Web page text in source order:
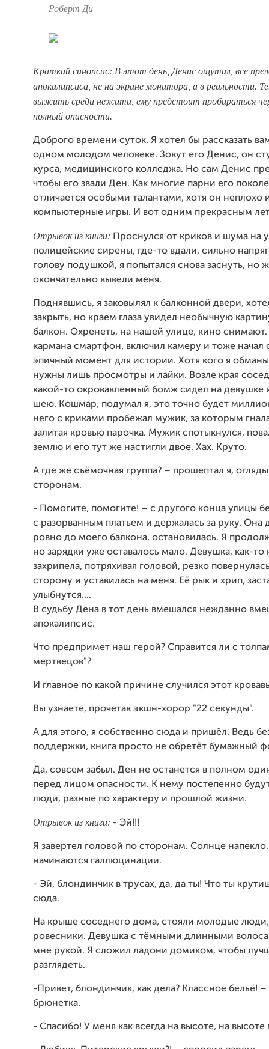
Роберт Ди
Краткий синопсис: В этот день, Денис ощутил, все
апокалипсиса, не на экране монитора, а в реальности.
выжить среди нежити, ему предстоит пробираться
полный опасности.
Доброго времени суток. Я хотел бы рассказать
одном молодом человеке. Зовут его Денис, он
курса, медицинского колледжа. Но сам Денис
чтобы его звали Ден. Как многие парни его
отличается особыми талантами, хотя он неплохо
компьютерные игры. И вот одним прекрасным
Отрывок из книги: Проснулся от криков и шума на
полицейские сирены, где-то вдали, сильно
голову подушкой, я попытался снова заснуть, но
окончательно вывели меня.
Поднявшись, я заковылял к балконной двери,
закрыть, но краем глаза увидел необычную
балкон. Охренеть, на нашей улице, кино снимают.
кармана смартфон, включил камеру и тоже начал
эпичный момент для истории. Хотя кого я
нужны лишь просмотры и лайки. Возле края
какой-то окровавленный бомж сидел на девушке
шею. Кошмар, подумал я, это точно будет
него с криками пробежал мужик, за которым
залитая кровью парочка. Мужик спотыкнулся,
землю и его тут же настигли двое. Хах. Круто.
А где же съёмочная группа? – прошептал я,
сторонам.
- Помогите, помогите! – с другого конца улицы
с разорванным платьем и держалась за руку. Она
ровно до моего балкона, остановилась. Я
но зарядки уже оставалось мало. Девушка, как-то
захрипела, потряхивая головой, резко
сторону и уставилась на меня. Её рык и хрип,
улыбнутся....
В судьбу Дена в тот день вмешался нежданно
апокалипсис.
Что предпримет наш герой? Справится ли с
мертвецов"?
И главное по какой причине случился этот
Вы узнаете, прочетав экшн-хорор "22 секунды".
А для этого, я собственно сюда и пришёл. Ведь
поддержки, книга просто не обретёт бумажный
Да, совсем забыл. Ден не останется в полном
перед лицом опасности. К нему постепенно
люди, разные по характеру и прошлой жизни.
Отрывок из книги: - Эй!!!
Я завертел головой по сторонам. Солнце
начинаются галлюцинации.
- Эй, блондинчик в трусах, да, да ты! Что ты
сюда.
На крыше соседнего дома, стояли молодые
ровесники. Девушка с тёмными длинными
мне рукой. Я сложил ладони домиком, чтобы
разглядеть.
-Привет, блондинчик, как дела? Классное бельё! –
брюнетка.
- Спасибо! У меня как всегда на высоте, на высоте